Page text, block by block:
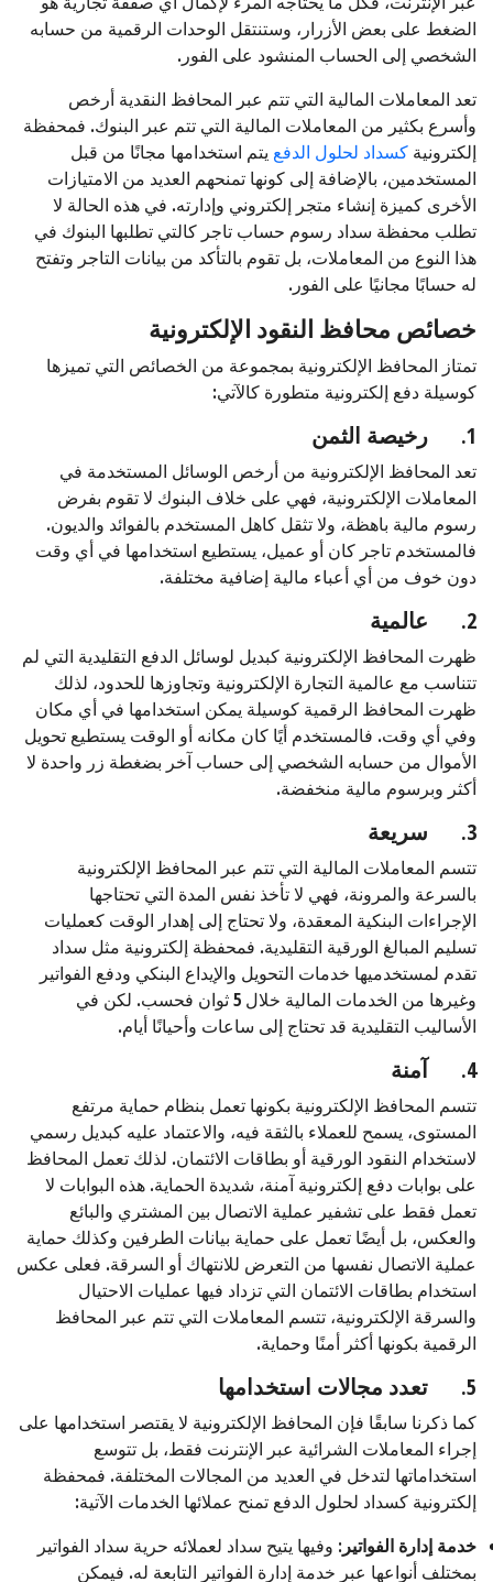
الضغط على بعض الأزرار، وستنتقل الوحدات الرقمية من حسابه
الشخصي إلى الحساب المنشود على الفور.
تعد المعاملات المالية التي تتم عبر المحافظ النقدية أرخص
وأسرع بكثير من المعاملات المالية التي تتم عبر البنوك. فمحفظة
إلكترونية كسداد لحلول الدفع يتم استخدامها مجانًا من قبل
المستخدمين، بالإضافة إلى كونها تمنحهم العديد من الامتيازات
الأخرى كميزة إنشاء متجر إلكتروني وإدارته. في هذه الحالة لا
تطلب محفظة سداد رسوم حساب تاجر كالتي تطلبها البنوك في
هذا النوع من المعاملات، بل تقوم بالتأكد من بيانات التاجر وتفتح
له حسابًا مجانيًا على الفور.
خصائص محافظ النقود الإلكترونية
تمتاز المحافظ الإلكترونية بمجموعة من الخصائص التي تميزها
كوسيلة دفع إلكترونية متطورة كالآتي:
1. رخيصة الثمن
تعد المحافظ الإلكترونية من أرخص الوسائل المستخدمة في
المعاملات الإلكترونية، فهي على خلاف البنوك لا تقوم بفرض
رسوم مالية باهظة، ولا تثقل كاهل المستخدم بالفوائد والديون.
فالمستخدم تاجر كان أو عميل، يستطيع استخدامها في أي وقت
دون خوف من أي أعباء مالية إضافية مختلفة.
2. عالمية
ظهرت المحافظ الإلكترونية كبديل لوسائل الدفع التقليدية التي لم
تتناسب مع عالمية التجارة الإلكترونية وتجاوزها للحدود، لذلك
ظهرت المحافظ الرقمية كوسيلة يمكن استخدامها في أي مكان
وفي أي وقت. فالمستخدم أيًا كان مكانه أو الوقت يستطيع تحويل
الأموال من حسابه الشخصي إلى حساب آخر بضغطة زر واحدة لا
أكثر وبرسوم مالية منخفضة.
3. سريعة
تتسم المعاملات المالية التي تتم عبر المحافظ الإلكترونية
بالسرعة والمرونة، فهي لا تأخذ نفس المدة التي تحتاجها
الإجراءات البنكية المعقدة، ولا تحتاج إلى إهدار الوقت كعمليات
تسليم المبالغ الورقية التقليدية. فمحفظة إلكترونية مثل سداد
تقدم لمستخدميها خدمات التحويل والإيداع البنكي ودفع الفواتير
وغيرها من الخدمات المالية خلال 5 ثوان فحسب. لكن في
الأساليب التقليدية قد تحتاج إلى ساعات وأحيانًا أيام.
4. آمنة
تتسم المحافظ الإلكترونية بكونها تعمل بنظام حماية مرتفع
المستوى، يسمح للعملاء بالثقة فيه، والاعتماد عليه كبديل رسمي
لاستخدام النقود الورقية أو بطاقات الائتمان. لذلك تعمل المحافظ
على بوابات دفع إلكترونية آمنة، شديدة الحماية. هذه البوابات لا
تعمل فقط على تشفير عملية الاتصال بين المشتري والبائع
والعكس، بل أيضًا تعمل على حماية بيانات الطرفين وكذلك حماية
عملية الاتصال نفسها من التعرض للانتهاك أو السرقة. فعلى عكس
استخدام بطاقات الائتمان التي تزداد فيها عمليات الاحتيال
والسرقة الإلكترونية، تتسم المعاملات التي تتم عبر المحافظ
الرقمية بكونها أكثر أمنًا وحماية.
5. تعدد مجالات استخدامها
كما ذكرنا سابقًا فإن المحافظ الإلكترونية لا يقتصر استخدامها على
إجراء المعاملات الشرائية عبر الإنترنت فقط، بل تتوسع
استخداماتها لتدخل في العديد من المجالات المختلفة. فمحفظة
إلكترونية كسداد لحلول الدفع تمنح عملائها الخدمات الآتية:
خدمة إدارة الفواتير : وفيها يتيح سداد لعملائه حرية سداد الفواتير
بمختلف أنواعها عبر خدمة إدارة الفواتير التابعة له. فيمكن